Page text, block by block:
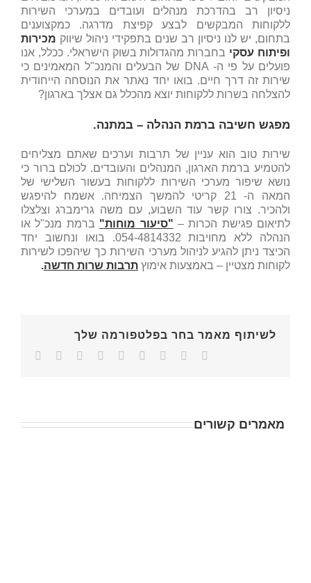
ניסיון רב בהדרכת מנהלים ועובדים במערכי השירות
ללקוחות המבקשים לבצע קפיצת מדרגה. כמקצוענים
בתחום, יש לנו ניסיון רב שנים בתפקידי ניהול שיווק מכירות
ופיתוח עסקי בחברות מהגדולות בשוק הישראלי. ככלל, אנו
פועלים על פי ה- DNA של הבעלים והמנכ"ל המאמינים כי
שירות זה דרך חיים. בואו יחד נאתר את הנוסחה הייחודית
להצלחה בשרות ללקוחות יוצא מהכלל גם אצלך בארגון?
מפגש חשיבה ברמת הנהלה – במתנה.
שירות טוב הוא עניין של תרבות וערכים שאתם מצליחים
להטמיע ברמת הארגון, המנהלים והעובדים. לכולם ברור כי
נושא שיפור מערכי השירות ללקוחות בעשור השלישי של
המאה ה- 21 קריטי להמשך הצמיחה. אשמח להיפגש
ולהכיר. צורו קשר עוד השבוע, עם משה גרימברג וצלצלו
לתיאום פגישת הכרות – "סיעור מוחות" ברמת מנכ"ל או
הנהלה ללא מחויבות 054-4814332. בואו ונחשוב יחד
הכיצד ניתן להגיע לניהול מערכי השירות כך שיהפכו לשירות
לקוחות מצטיין – באמצעות אימוץ תרבות שרות חדשה.
לשיתוף מאמר בחר בפלטפורמה שלך
מאמרים קשורים